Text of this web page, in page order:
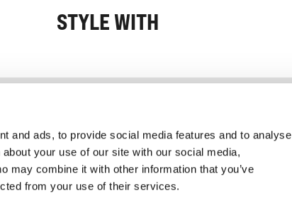
and ads, to provide social media features and to analyse
your use of our site with our social media,
may combine it with other information that you’ve
from your use of their services.
STYLE WITH